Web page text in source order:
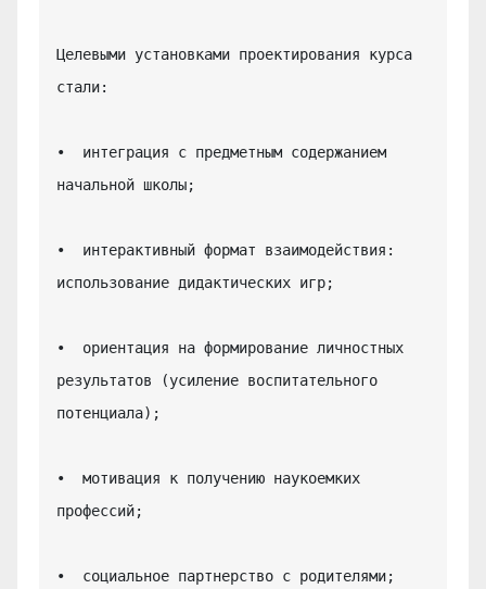
Целевыми установками проектирования курса
стали:
•  интеграция с предметным содержанием
начальной школы;
•  интерактивный формат взаимодействия:
использование дидактических игр;
•  ориентация на формирование личностных
результатов (усиление воспитательного
потенциала);
•  мотивация к получению наукоемких
профессий;
•  социальное партнерство с родителями;